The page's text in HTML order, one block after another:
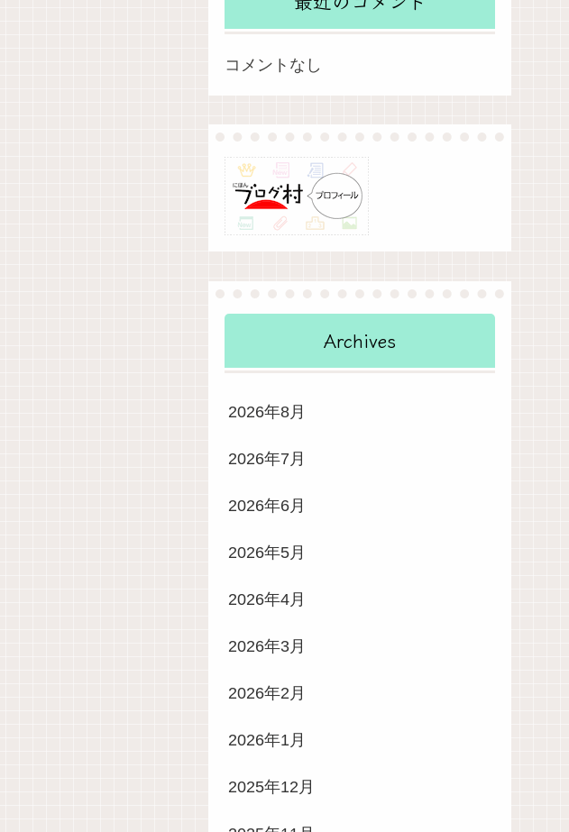
コメントなし
Archives
2026年8月
2026年7月
2026年6月
2026年5月
2026年4月
2026年3月
2026年2月
2026年1月
2025年12月